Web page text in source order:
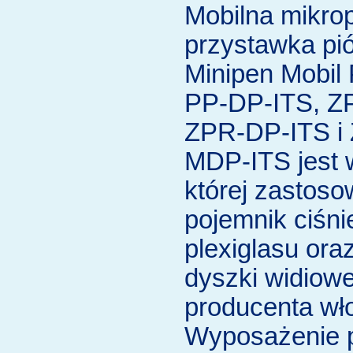
Mobilna
przystawka
Minipen Mobil
PP-DP-ITS,
ZPR-DP-ITS i
MDP-ITS jest
której
pojemnik
plexiglasu
dyszki
producenta
Wyposażenie